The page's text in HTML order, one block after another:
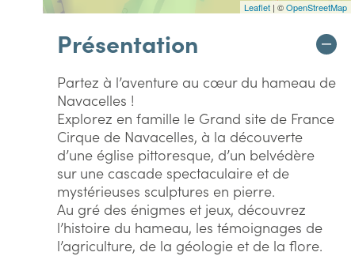
Leaflet | ©OpenStreetMap
Présentation
Partez à l’aventure au cœur du hameau de
Navacelles !
Explorez en famille le Grand site de France
Cirque de Navacelles, à la découverte
d’une église pittoresque, d’un belvédère
sur une cascade spectaculaire et de
mystérieuses sculptures en pierre.
Au gré des énigmes et jeux, découvrez
l’histoire du hameau, les témoignages de
l’agriculture, de la géologie et de la flore.